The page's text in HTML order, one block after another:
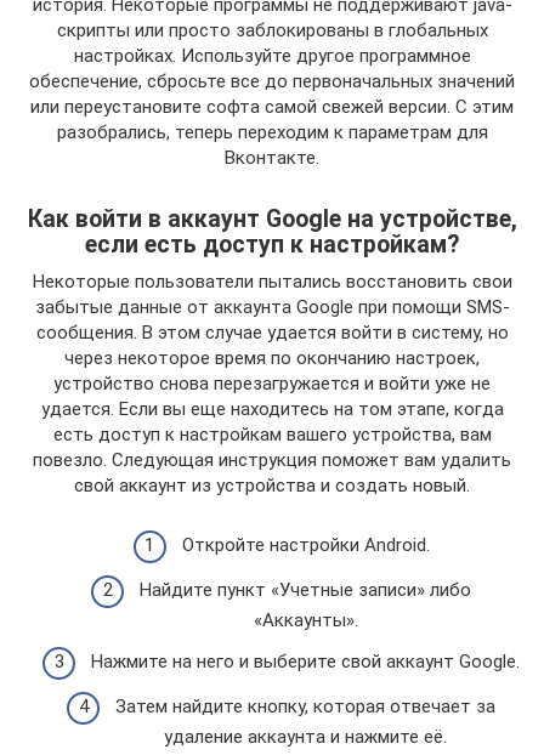
история. Некоторые программы не поддерживают java-
скрипты или просто заблокированы в глобальных
настройках. Используйте другое программное
обеспечение, сбросьте все до первоначальных значений
или переустановите софта самой свежей версии. С этим
разобрались, теперь переходим к параметрам для
Вконтакте.
Как войти в аккаунт Google на устройстве,
если есть доступ к настройкам?
Некоторые пользователи пытались восстановить свои
забытые данные от аккаунта Google при помощи SMS-
сообщения. В этом случае удается войти в систему, но
через некоторое время по окончанию настроек,
устройство снова перезагружается и войти уже не
удается. Если вы еще находитесь на том этапе, когда
есть доступ к настройкам вашего устройства, вам
повезло. Следующая инструкция поможет вам удалить
свой аккаунт из устройства и создать новый.
Откройте настройки Android.
Найдите пункт «Учетные записи» либо
«Аккаунты».
Нажмите на него и выберите свой аккаунт Google.
Затем найдите кнопку, которая отвечает за
удаление аккаунта и нажмите её.